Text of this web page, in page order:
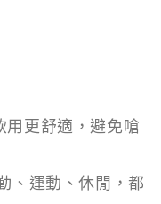
更舒適，避免嗆
、運動、休閒，都